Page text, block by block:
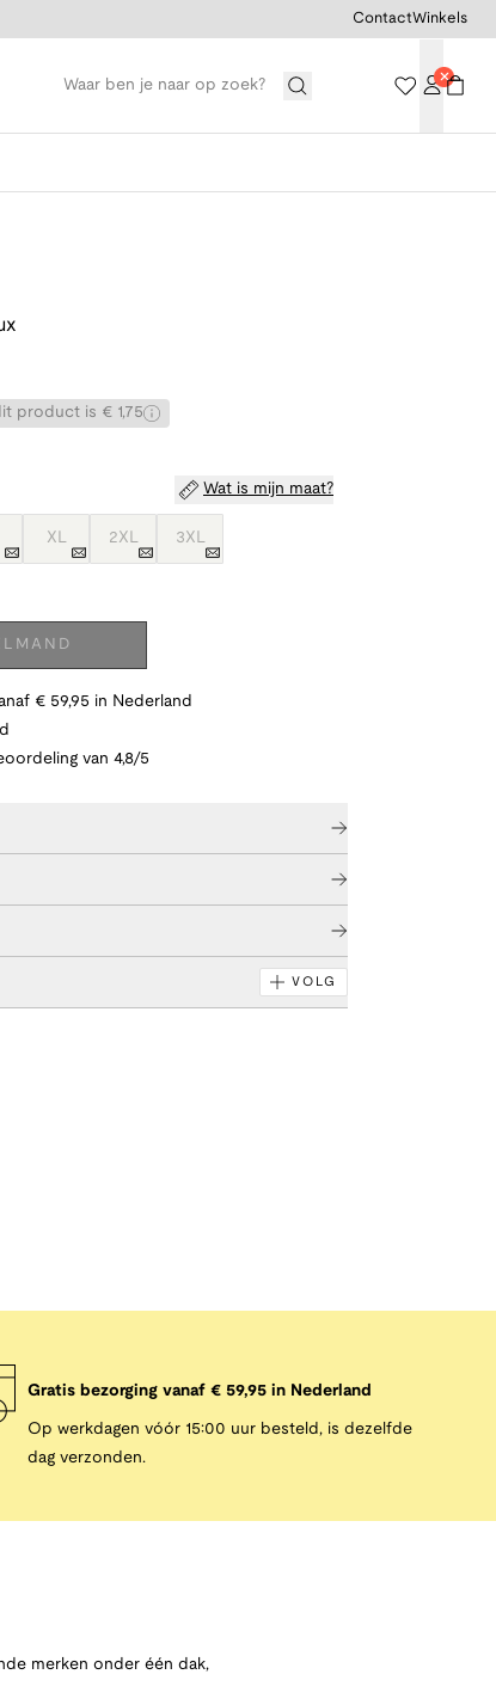
ContactWinkels
product is € 1,75
Wat is mijn maat?
XL 2XL 3XL
€ 59,95 in Nederland
van 4,8/5
VOLG
Gratis bezorging vanaf € 59,95 in Nederland
Op werkdagen vóór 15:00 uur besteld, is dezelfde
dag verzonden.
merken onder één dak,